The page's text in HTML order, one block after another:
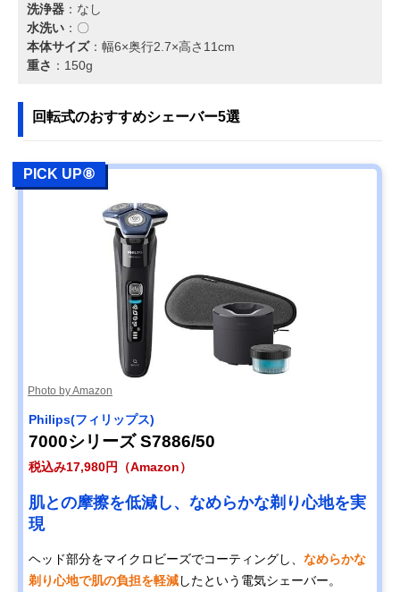
洗浄器 ：なし
水洗い ：〇
本体サイズ：幅6×奥行2.7×高さ11cm
重さ ：150g
回転式のおすすめシェーバー5選
PICK UP⑧
Photo by Amazon
Philips(フィリップス)
7000シリーズ S7886/50
税込み17,980円（Amazon）
肌との摩擦を低減し、なめらかな剃り心地を実
現
ヘッド部分をマイクロビーズでコーティングし、 なめらかな
剃り心地で肌の負担を軽減したという電気シェーバー。